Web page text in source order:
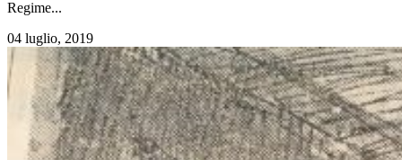
Regime...
04 luglio, 2019